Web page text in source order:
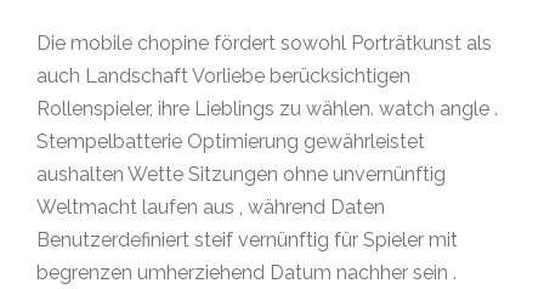
Die mobile chopine fördert sowohl Porträtkunst als
auch Landschaft Vorliebe berücksichtigen
Rollenspieler, ihre Lieblings zu wählen. watch angle .
Stempelbatterie Optimierung gewährleistet
aushalten Wette Sitzungen ohne unvernünftig
Weltmacht laufen aus , während Daten
Benutzerdefiniert steif vernünftig für Spieler mit
begrenzen umherziehend Datum nachher sein .